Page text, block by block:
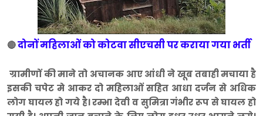
🔴दोनों महिलाओं को कोटवा सीएचसी पर कराया गया भर्ती
ग्रामीणों की माने तो अचानक आए आंधी ने खूब तबाही मचाया है
इसकी चपेट मे आकर दो महिलाओं सहित आधा दर्जन से अधिक
लोग घायल हो गये है। रम्भा देवी व सुमित्रा गंभीर रूप से घायल हो